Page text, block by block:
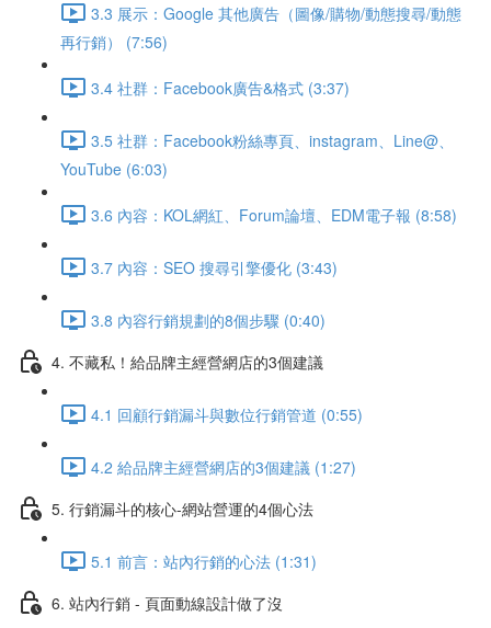
3.3 展示：Google 其他廣告（圖像/購物/動態搜尋/動態
再行銷） (7:56)
3.4 社群：Facebook廣告&格式 (3:37)
3.5 社群：Facebook粉絲專頁、instagram、Line@、
YouTube (6:03)
3.6 內容：KOL網紅、Forum論壇、EDM電子報 (8:58)
3.7 內容：SEO 搜尋引擎優化 (3:43)
3.8 內容行銷規劃的8個步驟 (0:40)
4. 不藏私！給品牌主經營網店的3個建議
4.1 回顧行銷漏斗與數位行銷管道 (0:55)
4.2 給品牌主經營網店的3個建議 (1:27)
5. 行銷漏斗的核心-網站營運的4個心法
5.1 前言：站內行銷的心法 (1:31)
6. 站內行銷 - 頁面動線設計做了沒